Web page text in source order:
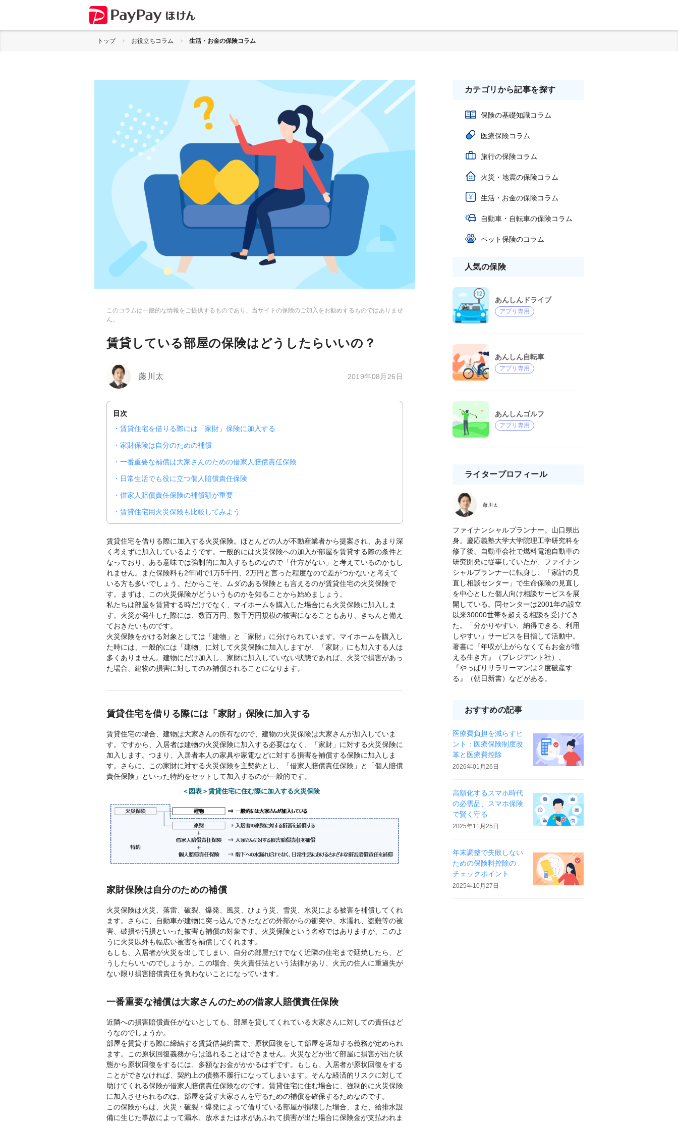
トップ お役立ちコラム 生活・お金の保険コラム
このコラムは一般的な情報をご提供するものであり、当サイトの保険のご加入をお勧めするものではありませ
ん。
賃貸している部屋の保険はどうしたらいいの？
藤川太 2019年08月26日
目次
賃貸住宅を借りる際には「家財」保険に加入する
家財保険は自分のための補償
一番重要な補償は大家さんのための借家人賠償責任保険
日常生活でも役に立つ個人賠償責任保険
借家人賠償責任保険の補償額が重要
賃貸住宅用火災保険も比較してみよう
賃貸住宅を借りる際に加入する火災保険。ほとんどの人が不動産業者から提案され、あまり深
く考えずに加入しているようです。一般的には火災保険への加入が部屋を賃貸する際の条件と
なっており、ある意味では強制的に加入するものなので「仕方がない」と考えているのかもし
れません。また保険料も2年間で1万5千円、2万円と言った程度なので差がつかないと考えて
いる方も多いでしょう。だからこそ、ムダのある保険とも言えるのが賃貸住宅の火災保険で
す。まずは、この火災保険がどういうものかを知ることから始めましょう。
私たちは部屋を賃貸する時だけでなく、マイホームを購入した場合にも火災保険に加入しま
す。火災が発生した際には、数百万円、数千万円規模の被害になることもあり、きちんと備え
ておきたいものです。
火災保険をかける対象としては「建物」と「家財」に分けられています。マイホームを購入し
た時には、一般的には「建物」に対して火災保険に加入しますが、「家財」にも加入する人は
多くありません。建物にだけ加入し、家財に加入していない状態であれば、火災で損害があっ
た場合、建物の損害に対してのみ補償されることになります。
賃貸住宅を借りる際には「家財」保険に加入する
賃貸住宅の場合、建物は大家さんの所有なので、建物の火災保険は大家さんが加入していま
す。ですから、入居者は建物の火災保険に加入する必要はなく、「家財」に対する火災保険に
加入します。つまり、入居者本人の家具や家電などに対する損害を補償する保険に加入しま
す。さらに、この家財に対する火災保険を主契約とし、「借家人賠償責任保険」と「個人賠償
責任保険」といった特約をセットして加入するのが一般的です。
＜図表＞賃貸住宅に住む際に加入する火災保険
家財保険は自分のための補償
火災保険は火災、落雷、破裂、爆発、風災、ひょう災、雪災、水災による被害を補償してくれ
ます。さらに、自動車が建物に突っ込んできたなどの外部からの衝突や、水濡れ、盗難等の被
害、破損や汚損といった被害も補償の対象です。火災保険という名称ではありますが、このよ
うに火災以外も幅広い被害を補償してくれます。
もしも、入居者が火災を出してしまい、自分の部屋だけでなく近隣の住宅まで延焼したら、ど
うしたらいいのでしょうか。この場合、失火責任法という法律があり、火元の住人に重過失が
ない限り損害賠償責任を負わないことになっています。
一番重要な補償は大家さんのための借家人賠償責任保険
近隣への損害賠償責任がないとしても、部屋を貸してくれている大家さんに対しての責任はど
うなのでしょうか。
部屋を賃貸する際に締結する賃貸借契約書で、原状回復をして部屋を返却する義務が定められ
ます。この原状回復義務からは逃れることはできません。火災などが出て部屋に損害が出た状
態から原状回復をするには、多額なお金がかかるはずです。もしも、入居者が原状回復をする
ことができなければ、契約上の債務不履行になってしまいます。そんな経済的リスクに対して
助けてくれる保険が借家人賠償責任保険なのです。賃貸住宅に住む場合に、強制的に火災保険
に加入させられるのは、部屋を貸す大家さんを守るための補償を確保するためなのです。
この保険からは、火災・破裂・爆発によって借りている部屋が損壊した場合、また、給排水設
備に生じた事故によって漏水、放水または水があふれて損害が出た場合に保険金が支払われま
人気の保険
あんしんドライブ
アプリ専用
あんしん自転車
アプリ専用
あんしんゴルフ
アプリ専用
ライタープロフィール
藤川太
ファイナンシャルプランナー。山口県出
身。慶応義塾大学大学院理工学研究科を
修了後、自動車会社で燃料電池自動車の
研究開発に従事していたが、ファイナン
シャルプランナーに転身し、「家計の見
直し相談センター」で生命保険の見直し
を中心とした個人向け相談サービスを展
開している。同センターは2001年の設立
以来30000世帯を超える相談を受けてき
た。「分かりやすい、納得できる、利用
しやすい」サービスを目指して活動中。
著書に『年収が上がらなくてもお金が増
える生き方』（プレジデント社）、
『やっぱりサラリーマンは２度破産す
る』（朝日新書）などがある。
おすすめの記事
医療費負担を減らすヒ
ント：医療保険制度改
革と医療費控除
2026年01月26日
高額化するスマホ時代
の必需品、スマホ保険
で賢く守る
2025年11月25日
年末調整で失敗しない
ための保険料控除の
チェックポイント
2025年10月27日
カテゴリから記事を探す
保険の基礎知識コラム
医療保険コラム
旅行の保険コラム
火災・地震の保険コラム
生活・お金の保険コラム
自動車・自転車の保険コラム
ペット保険のコラム